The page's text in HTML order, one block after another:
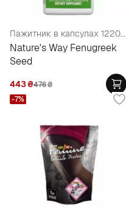
Пажитник в капсулах 1220 мг
Nature's Way Fenugreek
Seed
443₴476₴
-7%